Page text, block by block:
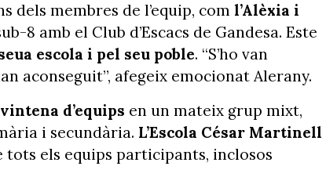
dels membres de l’equip, com l’Alèxia i
8 amb el Club d’Escacs de Gandesa. Este
escola i pel seu poble. “S’ho van
aconseguit”, afegeix emocionat Alerany.
d’equips en un mateix grup mixt,
i secundària. L’Escola César Martinell
tots els equips participants, inclosos